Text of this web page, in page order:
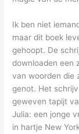
Ik ben niet
maar dit boek
gehoopt. De
downloaden een
van woorden die
genot. Het
geweven tapijt
Julia: een jonge
in hartje New